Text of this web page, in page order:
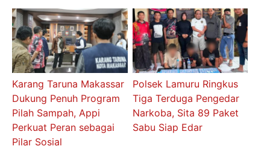
Karang Taruna Makassar
Dukung Penuh Program
Pilah Sampah, Appi
Perkuat Peran sebagai
Pilar Sosial
Polsek Lamuru Ringkus
Tiga Terduga Pengedar
Narkoba, Sita 89 Paket
Sabu Siap Edar